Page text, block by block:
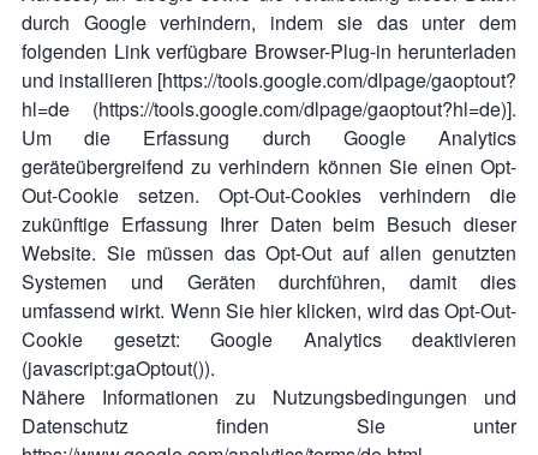
durch Google verhindern, indem sie das unter dem
folgenden Link verfügbare Browser-Plug-in herunterladen
und installieren [https://tools.google.com/dlpage/gaoptout?
hl=de (https://tools.google.com/dlpage/gaoptout?hl=de)].
Um die Erfassung durch Google Analytics
geräteübergreifend zu verhindern können Sie einen Opt-
Out-Cookie setzen. Opt-Out-Cookies verhindern die
zukünftige Erfassung Ihrer Daten beim Besuch dieser
Website. Sie müssen das Opt-Out auf allen genutzten
Systemen und Geräten durchführen, damit dies
umfassend wirkt. Wenn Sie hier klicken, wird das Opt-Out-
Cookie gesetzt: Google Analytics deaktivieren
(javascript:gaOptout()).
Nähere Informationen zu Nutzungsbedingungen und
Datenschutz finden Sie unter